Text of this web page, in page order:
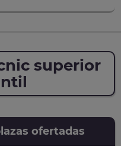
superior
ofertadas